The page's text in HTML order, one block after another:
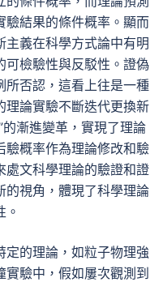
驗結果的條件概率。顯而
義在科學方式論中有明
可檢驗性與反駁性。證偽
所否認，這看上往是一種
理論實驗不斷迭代更換新
漸進變革，實現了理論
驗概率作為理論修改和驗
處文科學理論的驗證和證
的視角，體現了科學理論
定的理論，如粒子物理強
驗中，假如屢次觀測到